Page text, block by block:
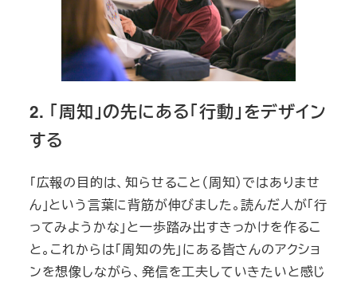
2. 「周知」の先にある「行動」をデザイン
する
「広報の目的は、知らせること（周知）ではありませ
ん」という言葉に背筋が伸びました。読んだ人が「行
ってみようかな」と一歩踏み出すきっかけを作るこ
と。これからは「周知の先」にある皆さんのアクショ
ンを想像しながら、発信を工夫していきたいと感じ